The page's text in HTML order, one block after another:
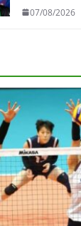
07/08/2026